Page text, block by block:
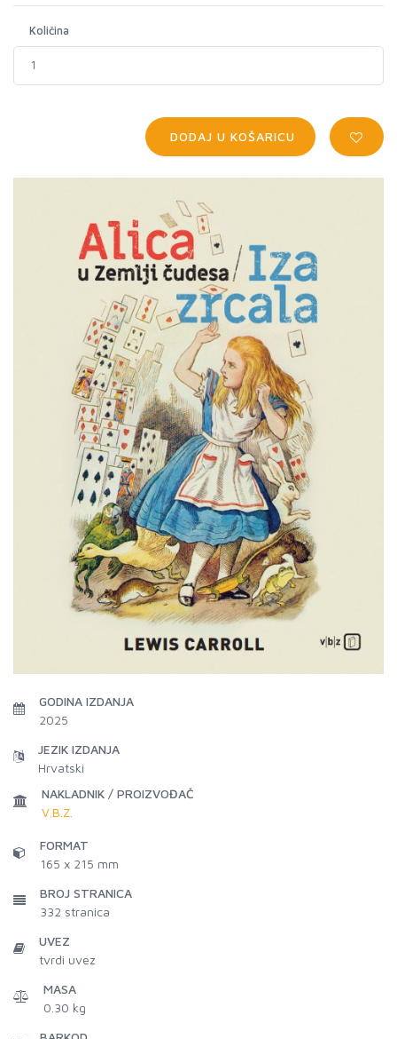
Količina
DODAJ U KOŠARICU
GODINA IZDANJA
2025
JEZIK IZDANJA
Hrvatski
NAKLADNIK / PROIZVOĐAČ
V.B.Z.
FORMAT
165 x 215 mm
BROJ STRANICA
332 stranica
UVEZ
tvrdi uvez
MASA
0.30 kg